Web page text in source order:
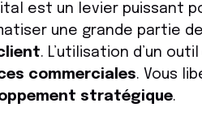
est un levier puissant
une grande partie
. L’utilisation d’un
commerciales. Vous
stratégique.